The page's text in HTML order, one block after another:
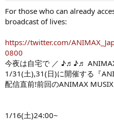
For those who can already
broadcast of lives:
https://twitter.com/
0800
今夜は自宅で ／ ♪♬♪♬
1/31(土),31(日)に開催する『
配信直前!前回のANIMAX
1/16(土)24:00~